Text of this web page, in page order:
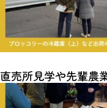
直売所見学や先輩農